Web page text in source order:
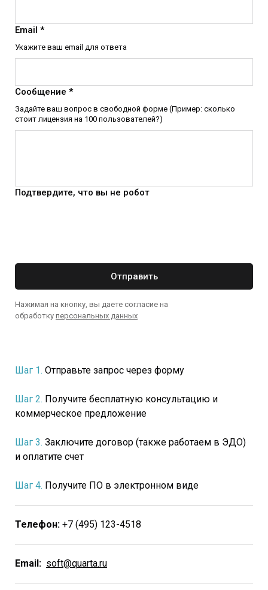
Шаг 1. Отправьте запрос через форму
Шаг 2. Получите бесплатную консультацию и
коммерческое предложение
Шаг 3. Заключите договор (также работаем в ЭДО)
и оплатите счет
Шаг 4. Получите ПО в электронном виде
Телефон: +7 (495) 123-4518
Email: soft@quarta.ru
Email *
Укажите ваш email для ответа
Сообщение *
Задайте ваш вопрос в свободной форме (Пример: сколько
стоит лицензия на 100 пользователей?)
Подтвердите, что вы не робот
Отправить
Нажимая на кнопку, вы даете согласие на
обработку персональных данных